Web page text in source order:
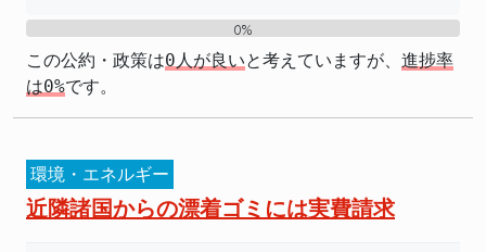
0%
この公約・政策は0人が良いと考えていますが、 進捗率
は0%です。
環境・エネルギー
近隣諸国からの漂着ゴミには実費請求